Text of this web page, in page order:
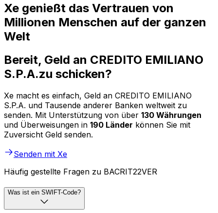
Xe genießt das Vertrauen von
Millionen Menschen auf der ganzen
Welt
Bereit, Geld an CREDITO EMILIANO
S.P.A.zu schicken?
Xe macht es einfach, Geld an CREDITO EMILIANO
S.P.A. und Tausende anderer Banken weltweit zu
senden. Mit Unterstützung von über 130 Währungen
und Überweisungen in 190 Länder können Sie mit
Zuversicht Geld senden.
Senden mit Xe
Häufig gestellte Fragen zu BACRIT22VER
Was ist ein SWIFT-Code?